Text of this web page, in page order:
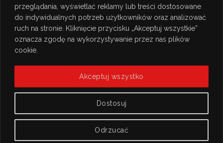
przeglądania, wyświetlać reklamy lub treści dostosowane
do indywidualnych potrzeb użytkowników oraz analizować
ruch na stronie. Kliknięcie przycisku „Akceptuj wszystkie”
oznacza zgodę na wykorzystywanie przez nas plików
cookie.
Dostosuj
Odrzucać
Akceptuj wszystko
© Copyright 2026TANAKE